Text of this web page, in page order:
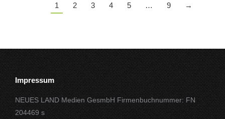
1 2 3 4 5 … 9 →
Impressum
NEUES LAND Medien GesmbH Firmenbuchnummer: FN
204469 s